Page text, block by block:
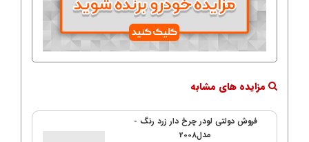
مزایده های مشابه
فروش دولتی لودر چرخ دار زرد رنگ -
مدل2008